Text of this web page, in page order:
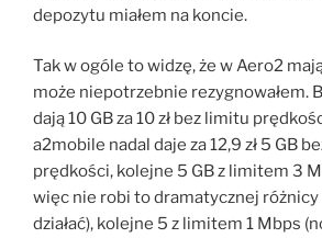
depozytu miałem na koncie.
Tak w ogóle to widzę, że w Aero2
może niepotrzebnie rezygnowałem.
dają 10 GB za 10 zł bez limitu
a2mobile nadal daje za 12,9 zł 5 GB
prędkości, kolejne 5 GB z limitem 3
więc nie robi to dramatycznej różnicy
działać), kolejne 5 z limitem 1 Mbps